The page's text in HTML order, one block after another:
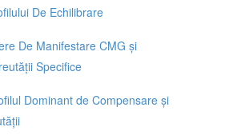
De Echilibrare
De Manifestare CMG și
Specifice
Dominant de Compensare și